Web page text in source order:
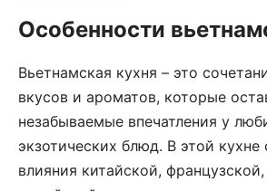
Особенности
Вьетнамская кухня – это
вкусов и ароматов, которые
незабываемые впечатления у
экзотических блюд. В этой кухне
влияния китайской,